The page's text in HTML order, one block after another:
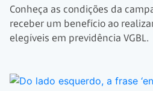
Conheça as condições da
receber um benefício ao
elegíveis em previdência VGBL.